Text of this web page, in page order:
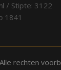
/ Stipte: 3122
1841
rechten